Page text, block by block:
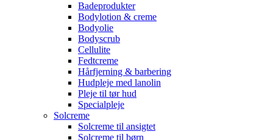
Badeprodukter
Bodylotion & creme
Bodyolie
Bodyscrub
Cellulite
Fedtcreme
Hårfjerning & barbering
Hudpleje med lanolin
Pleje til tør hud
Specialpleje
Solcreme
Solcreme til ansigtet
Solcreme til børn